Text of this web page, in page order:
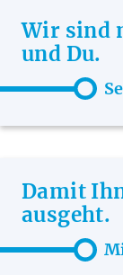
Wir sind
und Du.
Damit
ausgeht.